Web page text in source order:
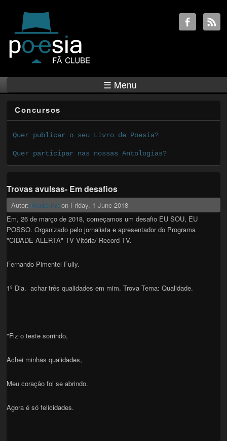
☰ Menu
Concursos
Quer publicar o seu Livro de Poesia?
Quer participar nas nossas Antologias?
Trovas avulsas- Em desafios
Autor: Madalena on Friday, 1 June 2018
Em, 26 de março de 2018, começamos um desafio EU SOU, EU
POSSO. Organizado pelo jornalista e apresentador do Programa
"CIDADE ALERTA" TV Vitória/ Record TV.
Fernando Pimentel Fully.
1º Dia. achar três qualidades em mim. Trova Tema: Qualidade.
"Fiz o teste sorrindo,
Achei minhas qualidades,
Meu coração foi se abrindo.
Agora é só felicidades.